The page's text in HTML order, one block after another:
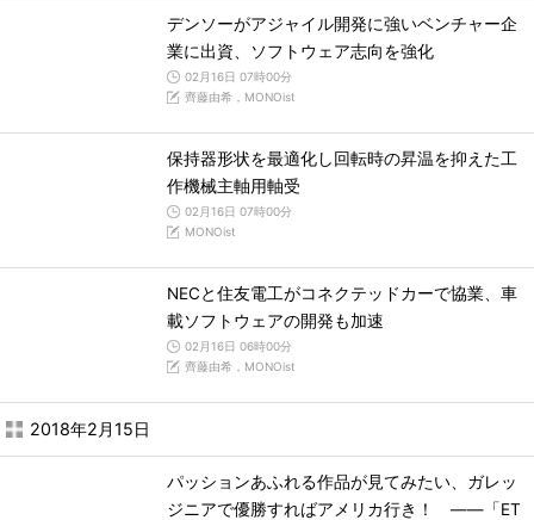
デンソーがアジャイル開発に強いベンチャー企
業に出資、ソフトウェア志向を強化
02月16日 07時00分
齊藤由希，MONOist
保持器形状を最適化し回転時の昇温を抑えた工
作機械主軸用軸受
02月16日 07時00分
MONOist
NECと住友電工がコネクテッドカーで協業、車
載ソフトウェアの開発も加速
02月16日 06時00分
齊藤由希，MONOist
2018年2月15日
パッションあふれる作品が見てみたい、ガレッ
ジニアで優勝すればアメリカ行き！ ――「ET